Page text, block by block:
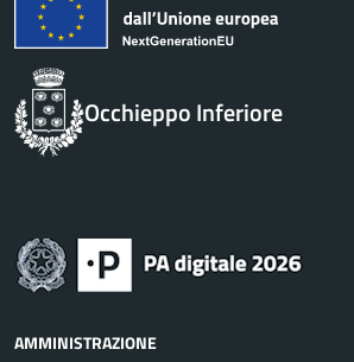
Occhieppo Inferiore
AMMINISTRAZIONE